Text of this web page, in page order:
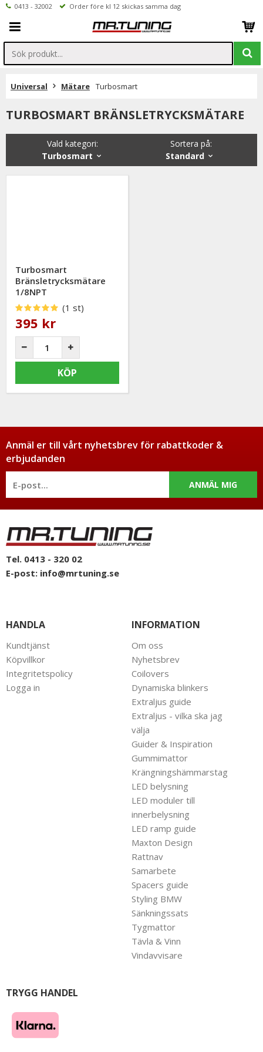
0413 - 32002 Order före kl 12 skickas samma dag
Universal Mätare Turbosmart
TURBOSMART BRÄNSLETRYCKSMÄTARE
Sortera på:
Standard
Vald kategori:
Turbosmart
Turbosmart
Bränsletrycksmätare
1/8NPT
(1 st)
395 kr
KÖP
Anmäl er till vårt nyhetsbrev för rabattkoder &
erbjudanden
ANMÄL MIG
Tel. 0413 - 320 02
E-post: info@mrtuning.se
HANDLA
Kundtjänst
Köpvillkor
Integritetspolicy
Logga in
INFORMATION
Om oss
Nyhetsbrev
Coilovers
Dynamiska blinkers
Extraljus guide
Extraljus - vilka ska jag
välja
Guider & Inspiration
Gummimattor
Krängningshämmarstag
LED belysning
LED moduler till
innerbelysning
LED ramp guide
Maxton Design
Rattnav
Samarbete
Spacers guide
Styling BMW
Sänkningssats
Tygmattor
Tävla & Vinn
Vindavvisare
TRYGG HANDEL